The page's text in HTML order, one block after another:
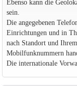
Ebenso kann die
sein.
Die angegebenen
Einrichtungen und in
nach Standort und
Mobilfunknummern
Die internationale